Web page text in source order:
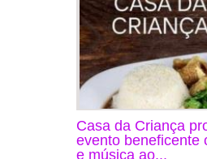
Casa da Criança
evento beneficente
e música ao...